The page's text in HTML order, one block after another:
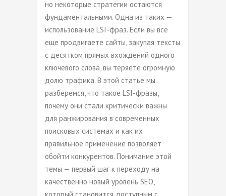
но некоторые стратегии остаются
фундаментальными. Одна из таких —
использование LSI-фраз. Если вы все
еще продвигаете сайты, закупая тексты
с десятком прямых вхождений одного
ключевого слова, вы теряете огромную
долю трафика. В этой статье мы
разберемся, что такое LSI-фразы,
почему они стали критически важны
для ранжирования в современных
поисковых системах и как их
правильное применение позволяет
обойти конкурентов. Понимание этой
темы — первый шаг к переходу на
качественно новый уровень SEO,